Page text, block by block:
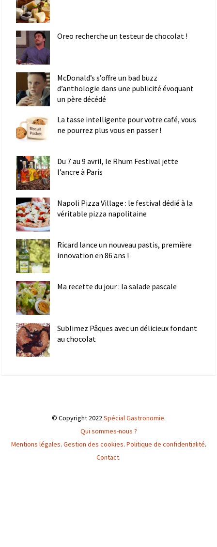
Oreo recherche un testeur de chocolat !
McDonald’s s’offre un bad buzz
d’anthologie dans une publicité évoquant
un père décédé
La tasse intelligente pour votre café, vous
ne pourrez plus vous en passer !
Du 7 au 9 avril, le Rhum Festival jette
l’ancre à Paris
Napoli Pizza Village : le festival dédié à la
véritable pizza napolitaine
Ricard lance un nouveau pastis, première
innovation en 86 ans !
Ma recette du jour : la salade pascale
Sublimez Pâques avec un délicieux fondant
au chocolat
© Copyright 2022Spécial Gastronomie.
Qui sommes-nous ?
Mentions légales. Gestion des cookies. Politique de confidentialité.
Contact.